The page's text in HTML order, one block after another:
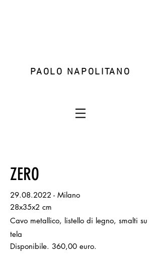
PAOLO NAPOLITANO
ZERO
29.08.2022 - Milano
28x35x2 cm
Cavo metallico, listello di legno, smalti su
tela
Disponibile. 360,00 euro.